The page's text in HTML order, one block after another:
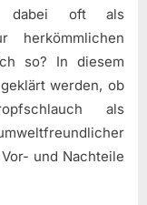
dabei oft als
herkömmlichen
so? In diesem
werden, ob
als
und Nachteile